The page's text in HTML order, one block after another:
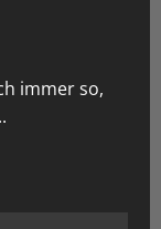
immer so,